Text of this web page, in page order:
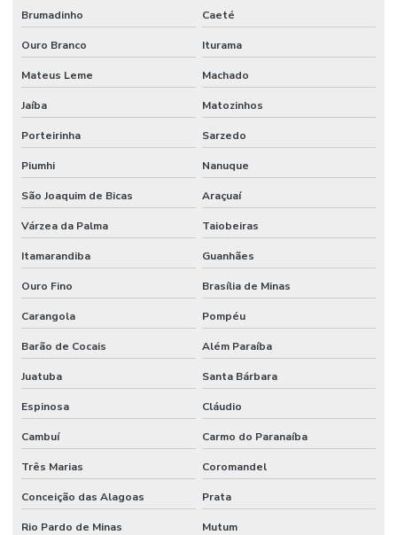
Serviço de filmagem com drone
Serviços de estúdio de gravação
Telão de led aluguel preço
Totem aluguel
Totem digital aluguel
Totem interativo aluguel
Brumadinho Caeté
Ouro Branco Iturama
Mateus Leme Machado
Jaíba Matozinhos
Porteirinha Sarzedo
Piumhi Nanuque
São Joaquim de Bicas Araçuaí
Várzea da Palma Taiobeiras
Itamarandiba Guanhães
Ouro Fino Brasília de Minas
Carangola Pompéu
Barão de Cocais Além Paraíba
Juatuba Santa Bárbara
Espinosa Cláudio
Cambuí Carmo do Paranaíba
Três Marias Coromandel
Conceição das Alagoas Prata
Rio Pardo de Minas Mutum